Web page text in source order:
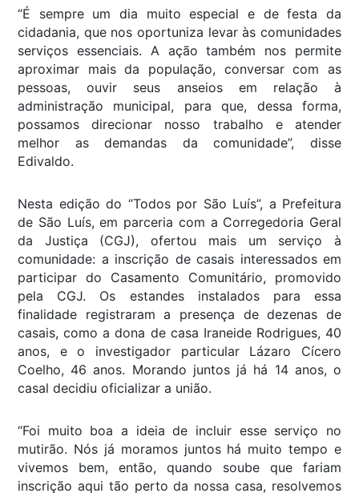
“É sempre um dia muito especial e de festa da
cidadania, que nos oportuniza levar às comunidades
serviços essenciais. A ação também nos permite
aproximar mais da população, conversar com as
pessoas, ouvir seus anseios em relação à
administração municipal, para que, dessa forma,
possamos direcionar nosso trabalho e atender
melhor as demandas da comunidade”, disse
Edivaldo.
Nesta edição do “Todos por São Luís”, a Prefeitura
de São Luís, em parceria com a Corregedoria Geral
da Justiça (CGJ), ofertou mais um serviço à
comunidade: a inscrição de casais interessados em
participar do Casamento Comunitário, promovido
pela CGJ. Os estandes instalados para essa
finalidade registraram a presença de dezenas de
casais, como a dona de casa Iraneide Rodrigues, 40
anos, e o investigador particular Lázaro Cícero
Coelho, 46 anos. Morando juntos já há 14 anos, o
casal decidiu oficializar a união.
“Foi muito boa a ideia de incluir esse serviço no
mutirão. Nós já moramos juntos há muito tempo e
vivemos bem, então, quando soube que fariam
inscrição aqui tão perto da nossa casa, resolvemos